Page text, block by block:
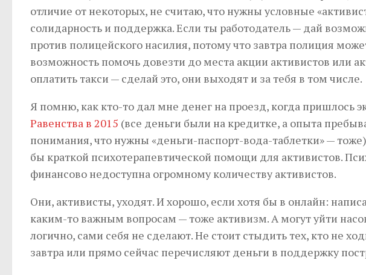
отличие от некоторых, не считаю, что нужны условные
солидарность и поддержка. Если ты работодатель — дай
против полицейского насилия, потому что завтра полиция
возможность помочь довезти до места акции активистов или
оплатить такси — сделай это, они выходят и за тебя в том числе.
Я помню, как кто-то дал мне денег на проезд, когда пришлось
Равенства в 2015 (все деньги были на кредитке, а опыта
понимания, что нужны «деньги-паспорт-вода-таблетки» —
бы краткой психотерапевтической помощи для активистов.
финансово недоступна огромному количеству активистов.
Они, активисты, уходят. И хорошо, если хотя бы в онлайн:
каким-то важным вопросам — тоже активизм. А могут уйти
логично, сами себя не сделают. Не стоит стыдить тех, кто не
завтра или прямо сейчас перечисляют деньги в поддержку